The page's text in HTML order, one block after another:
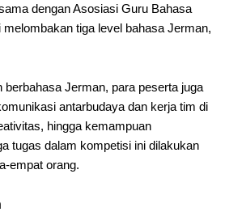
dengan Asosiasi Guru Bahasa
tiga level bahasa Jerman,
berbahasa Jerman, para peserta juga
antarbudaya dan kerja tim di
hingga kemampuan
tugas dalam kompetisi ini dilakukan
empat orang.